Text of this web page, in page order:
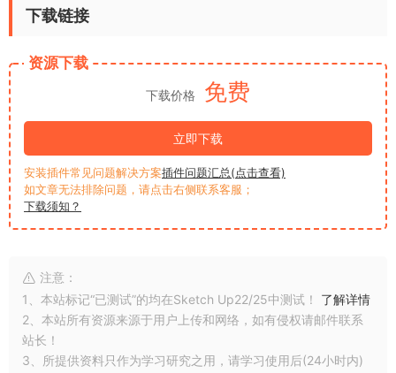
下载链接
资源下载
下载价格 免费
立即下载
安装插件常见问题解决方案插件问题汇总(点击查看)
如文章无法排除问题，请点击右侧联系客服；
下载须知？
注意：
1、本站标记“已测试”的均在Sketch Up22/25中测试！ 了解详情
2、本站所有资源来源于用户上传和网络，如有侵权请邮件联系
站长！
3、所提供资料只作为学习研究之用，请学习使用后(24小时内)